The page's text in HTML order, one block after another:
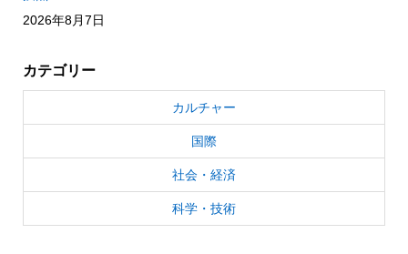
2026年8月7日
カテゴリー
カルチャー
国際
社会・経済
科学・技術